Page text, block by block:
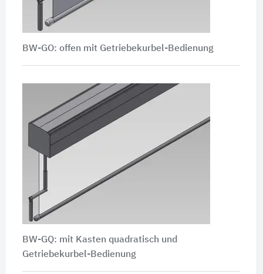
BW-GO: offen mit Getriebekurbel-Bedienung
BW-GQ: mit Kasten quadratisch und
Getriebekurbel-Bedienung